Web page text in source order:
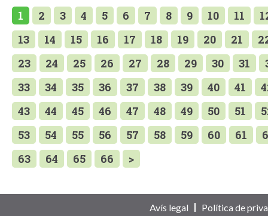
1 2 3 4 5 6 7 8 9 10 11
13
14 15 16 17 18 19 20 21
23
24 25 26 27 28 29 30 31
33
34 35 36 37 38 39 40 41
43
44 45 46 47 48 49 50 51
53
54 55 56 57 58 59 60 61
63
64 65 66 >
Avís legal Política de